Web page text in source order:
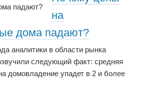
на
дома падают?
аналитики в области рынка
следующий факт: средняя
домовладение упадет в 2 и более